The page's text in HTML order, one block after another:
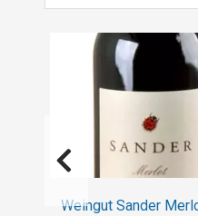
Weingut Sander